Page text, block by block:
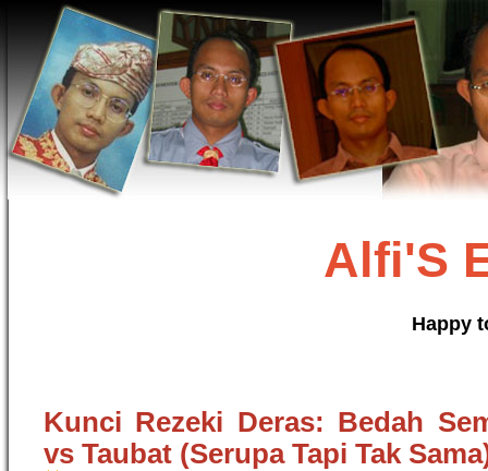
Alfi'S
Happy
Kunci Rezeki Deras: Bedah
vs Taubat (Serupa Tapi Tak